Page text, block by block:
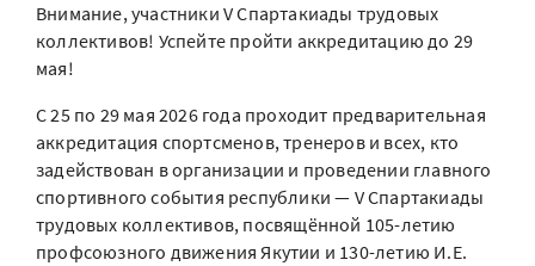
Внимание, участники V Спартакиады трудовых
коллективов! Успейте пройти аккредитацию до 29
мая!
С 25 по 29 мая 2026 года проходит предварительная
аккредитация спортсменов, тренеров и всех, кто
задействован в организации и проведении главного
спортивного события республики — V Спартакиады
трудовых коллективов, посвящённой 105-летию
профсоюзного движения Якутии и 130-летию И.Е.